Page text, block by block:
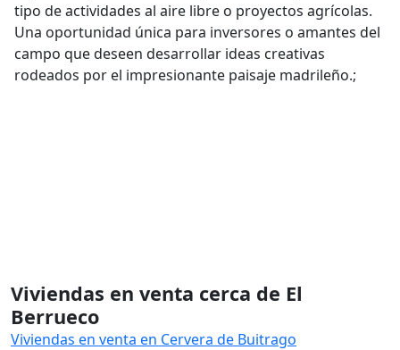
tipo de actividades al aire libre o proyectos agrícolas.
Una oportunidad única para inversores o amantes del
campo que deseen desarrollar ideas creativas
rodeados por el impresionante paisaje madrileño.;
Viviendas en venta cerca de El
Berrueco
Viviendas en venta en Cervera de Buitrago